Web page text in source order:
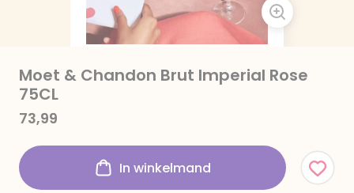
Moet & Chandon Brut Imperial Rose
75CL
73,99
In winkelmand